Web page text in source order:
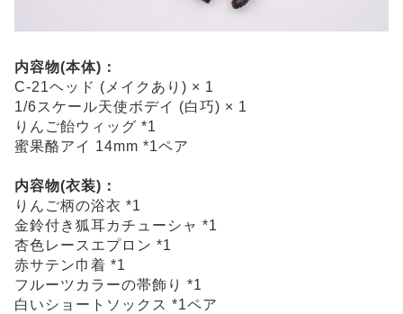
内容物(本体)：
C-21ヘッド (メイクあり) × 1
1/6スケール天使ボデイ (白巧) × 1
りんご飴ウィッグ *1
蜜果酪アイ 14mm *1ペア
内容物(衣装)：
りんご柄の浴衣 *1
金鈴付き狐耳カチューシャ *1
杏色レースエプロン *1
赤サテン巾着 *1
フルーツカラーの帯飾り *1
白いショートソックス *1ペア